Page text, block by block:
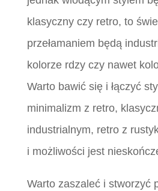
klasyczny czy retro, to
przełamaniem będą
kolorze rdzy czy nawet
Warto bawić się i łączyć
minimalizm z retro,
industrialnym, retro z
i możliwości jest
Warto zaszaleć i stworzyć